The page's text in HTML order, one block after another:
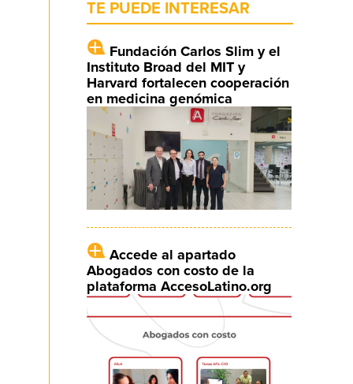
TE PUEDE INTERESAR
Fundación Carlos Slim y el
Instituto Broad del MIT y
Harvard fortalecen cooperación
en medicina genómica
Accede al apartado
Abogados con costo de la
plataforma AccesoLatino.org